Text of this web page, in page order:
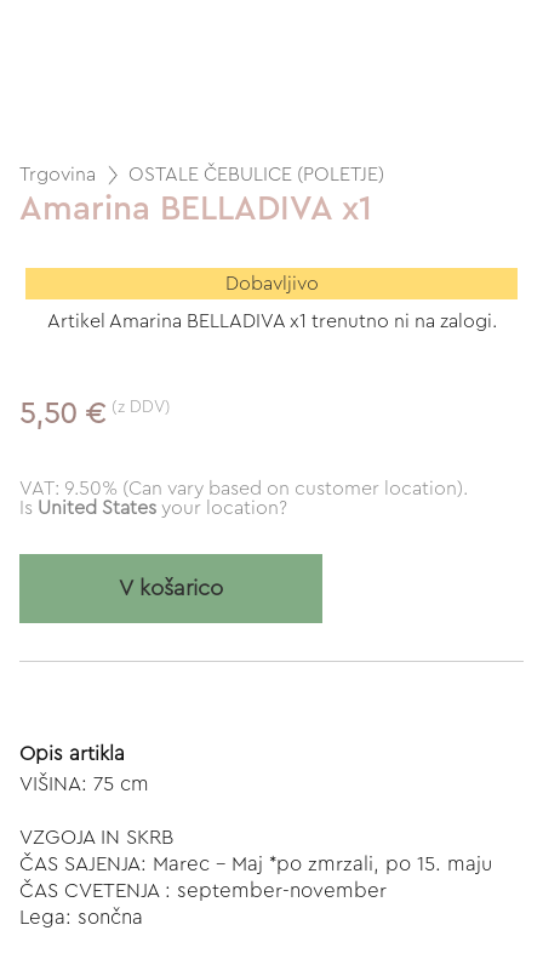
Trgovina OSTALE ČEBULICE (POLETJE)
Amarina BELLADIVA x1
Dobavljivo
Artikel Amarina BELLADIVA x1 trenutno ni na zalogi.
5,50 € (z DDV)
VAT: 9.50% (Can vary based on customer location).
Is United States your location?
V košarico
Opis artikla
VIŠINA: 75 cm
VZGOJA IN SKRB
ČAS SAJENJA: Marec - Maj *po zmrzali, po 15. maju
ČAS CVETENJA : september-november
Lega: sončna